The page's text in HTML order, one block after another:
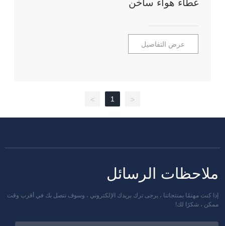
غطاء هواء ساخن
عرض التفاصيل
<
1
>
ملاحظات الرسائل
إذا كنت مهتمًا بمنتجاتنا ، يرجى ترك بريدك الإلكتروني ، وسوف نتصل بك في أقرب وقت
ممكن ، شكرًا لك!